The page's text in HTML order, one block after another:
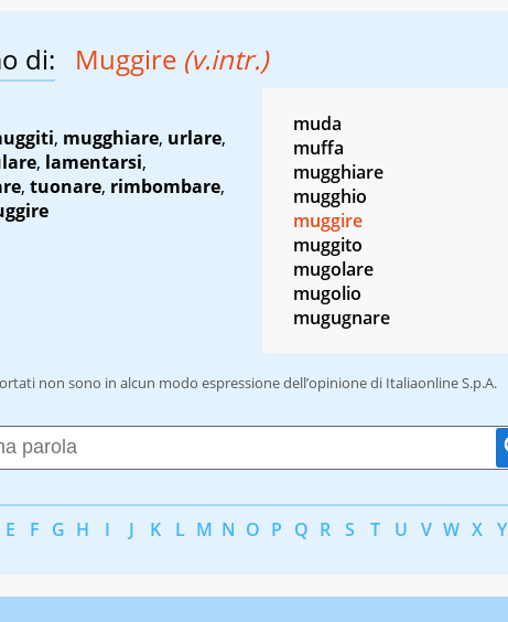
di: Muggire (v.intr.)
, mugghiare, urlare,
, lamentarsi,
, tuonare, rimbombare,
muda
muffa
mugghiare
mugghio
muggire
muggito
mugolare
mugolio
mugugnare
non sono in alcun modo espressione dell’opinione di Italiaonline S.p.A.
E F G H I J K L M N O P Q R S T U V W X Y